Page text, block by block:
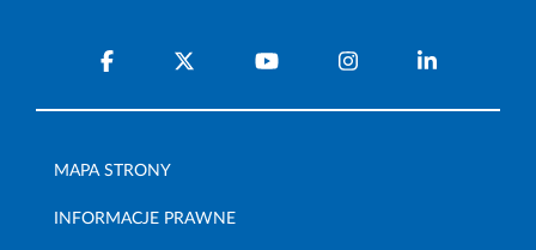
MAPA STRONY
INFORMACJE PRAWNE